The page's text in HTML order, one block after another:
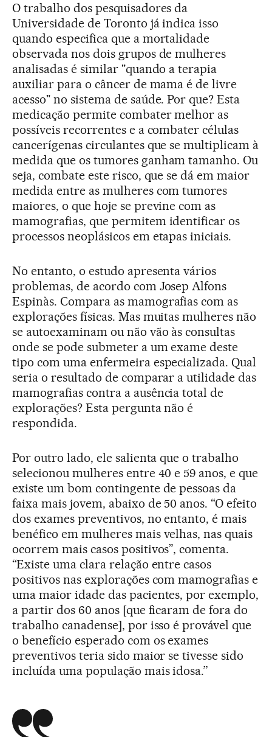
O trabalho dos pesquisadores da
Universidade de Toronto já indica isso
quando especifica que a mortalidade
observada nos dois grupos de mulheres
analisadas é similar "quando a terapia
auxiliar para o câncer de mama é de livre
acesso" no sistema de saúde. Por que? Esta
medicação permite combater melhor as
possíveis recorrentes e a combater células
cancerígenas circulantes que se multiplicam à
medida que os tumores ganham tamanho. Ou
seja, combate este risco, que se dá em maior
medida entre as mulheres com tumores
maiores, o que hoje se previne com as
mamografias, que permitem identificar os
processos neoplásicos em etapas iniciais.
No entanto, o estudo apresenta vários
problemas, de acordo com Josep Alfons
Espinàs. Compara as mamografias com as
explorações físicas. Mas muitas mulheres não
se autoexaminam ou não vão às consultas
onde se pode submeter a um exame deste
tipo com uma enfermeira especializada. Qual
seria o resultado de comparar a utilidade das
mamografias contra a ausência total de
explorações? Esta pergunta não é
respondida.
Por outro lado, ele salienta que o trabalho
selecionou mulheres entre 40 e 59 anos, e que
existe um bom contingente de pessoas da
faixa mais jovem, abaixo de 50 anos. “O efeito
dos exames preventivos, no entanto, é mais
benéfico em mulheres mais velhas, nas quais
ocorrem mais casos positivos”, comenta.
“Existe uma clara relação entre casos
positivos nas explorações com mamografias e
uma maior idade das pacientes, por exemplo,
a partir dos 60 anos [que ficaram de fora do
trabalho canadense], por isso é provável que
o benefício esperado com os exames
preventivos teria sido maior se tivesse sido
incluída uma população mais idosa.”